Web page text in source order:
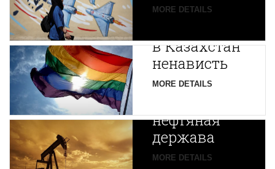
MORE DETAILS
Путин
в Казахстан
ненависть
MORE DETAILS
Центральной
Азии
зарождается
нефтяная
держава
MORE DETAILS